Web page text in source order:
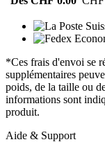
*Ces frais d'envoi se
supplémentaires
poids, de la taille ou
informations sont
produit.
Aide & Support